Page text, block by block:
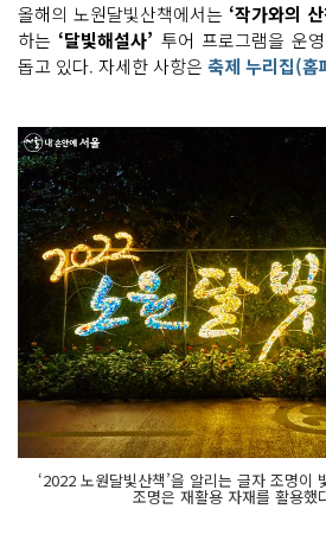
올해의 노원달빛산책에서는 ‘작가와의 산
하는 ‘달빛해설사’ 투어 프로그램을 운
돕고 있다. 자세한 사항은 축제 누리집(홈
‘2022 노원달빛산책’을 알리는 글자 조명이
조명은 재활용 자재를 활용